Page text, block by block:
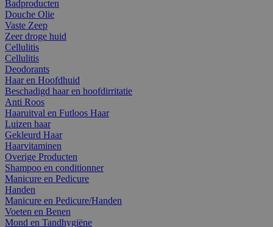
Badproducten
Douche Olie
Vaste Zeep
Zeer droge huid
Cellulitis
Cellulitis
Deodorants
Haar en Hoofdhuid
Beschadigd haar en hoofdirritatie
Anti Roos
Haaruitval en Futloos Haar
Luizen haar
Gekleurd Haar
Haarvitaminen
Overige Producten
Shampoo en conditionner
Manicure en Pedicure
Handen
Manicure en Pedicure/Handen
Voeten en Benen
Mond en Tandhygiëne